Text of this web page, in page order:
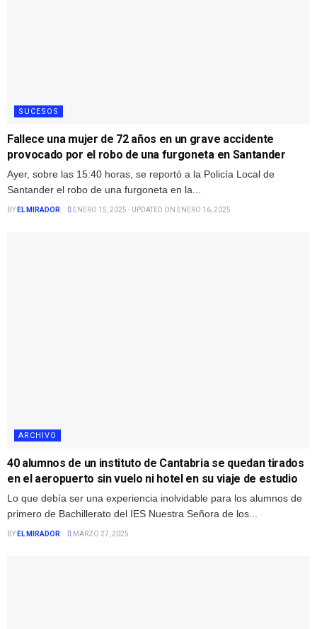
SUCESOS
Fallece una mujer de 72 años en un grave accidente
provocado por el robo de una furgoneta en Santander
Ayer, sobre las 15:40 horas, se reportó a la Policía Local de
Santander el robo de una furgoneta en la...
BY EL MIRADOR ENERO 15, 2025 - UPDATED ON ENERO 16, 2025
ARCHIVO
40 alumnos de un instituto de Cantabria se quedan tirados
en el aeropuerto sin vuelo ni hotel en su viaje de estudio
Lo que debía ser una experiencia inolvidable para los alumnos de
primero de Bachillerato del IES Nuestra Señora de los...
BY EL MIRADOR MARZO 27, 2025